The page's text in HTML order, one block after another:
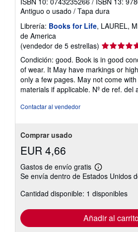
Antiguo o usado / Tapa dura
Librería: Books for Life, LAUREL,
de America
(vendedor de 5 estrellas) Calificación
vendedor:
5
de
5
Condición: good. Book is in good
of wear. It May have markings or
only a few pages. May not come
materials if applicable. Nº de ref. del
Contactar al vendedor
Comprar usado
EUR 4,66
Gastos de envío gratis
Más
información
las
tarifas
envío
Se envía dentro de Estados Unidos
Cantidad disponible: 1 disponibles
Añadir al